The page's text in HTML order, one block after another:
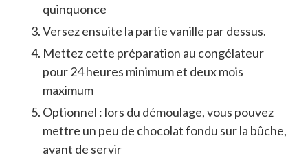
quinquonce
Versez ensuite la partie vanille par dessus.
Mettez cette préparation au congélateur
pour 24 heures minimum et deux mois
maximum
Optionnel : lors du démoulage, vous pouvez
mettre un peu de chocolat fondu sur la bûche,
avant de servir